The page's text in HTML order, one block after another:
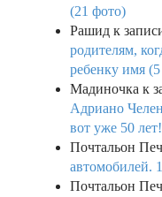
(21 фото)
Рашид к
родителям,
ребенку имя
Мадиночка к
Адриано
вот уже 50
Почтальон
автомобилей.
Почтальон